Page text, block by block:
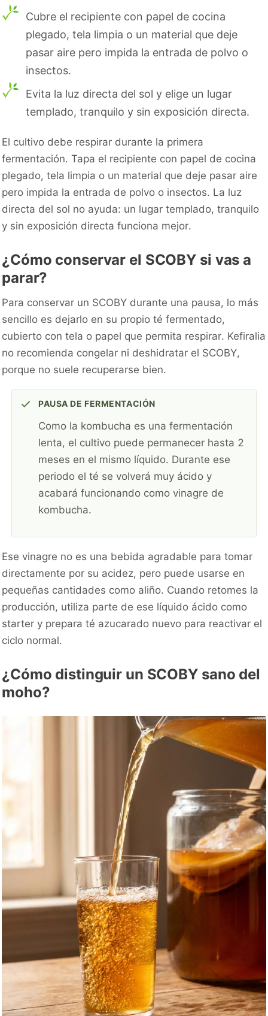
Cubre el recipiente con papel de cocina
plegado, tela limpia o un material que deje
pasar aire pero impida la entrada de polvo o
insectos.
Evita la luz directa del sol y elige un lugar
templado, tranquilo y sin exposición directa.
El cultivo debe respirar durante la primera
fermentación. Tapa el recipiente con papel de cocina
plegado, tela limpia o un material que deje pasar aire
pero impida la entrada de polvo o insectos. La luz
directa del sol no ayuda: un lugar templado, tranquilo
y sin exposición directa funciona mejor.
¿Cómo conservar el SCOBY si vas a
parar?
Para conservar un SCOBY durante una pausa, lo más
sencillo es dejarlo en su propio té fermentado,
cubierto con tela o papel que permita respirar. Kefiralia
no recomienda congelar ni deshidratar el SCOBY,
porque no suele recuperarse bien.
PAUSA DE FERMENTACIÓN
Como la kombucha es una fermentación
lenta, el cultivo puede permanecer hasta 2
meses en el mismo líquido. Durante ese
periodo el té se volverá muy ácido y
acabará funcionando como vinagre de
kombucha.
Ese vinagre no es una bebida agradable para tomar
directamente por su acidez, pero puede usarse en
pequeñas cantidades como aliño. Cuando retomes la
producción, utiliza parte de ese líquido ácido como
starter y prepara té azucarado nuevo para reactivar el
ciclo normal.
¿Cómo distinguir un SCOBY sano del
moho?